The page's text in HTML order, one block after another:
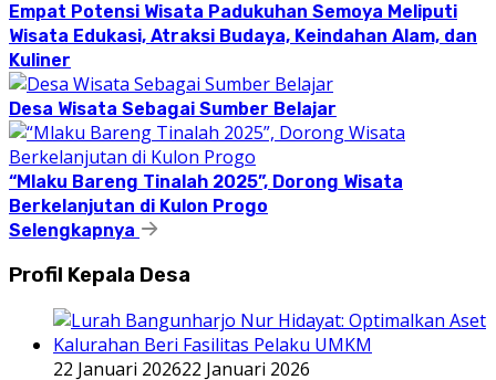
Empat Potensi Wisata Padukuhan Semoya Meliputi
Wisata Edukasi, Atraksi Budaya, Keindahan Alam, dan
Kuliner
Desa Wisata Sebagai Sumber Belajar
“Mlaku Bareng Tinalah 2025”, Dorong Wisata
Berkelanjutan di Kulon Progo
Selengkapnya
Profil Kepala Desa
22 Januari 202622 Januari 2026